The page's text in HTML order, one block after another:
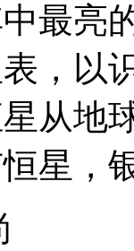
最亮
，以
从地
星，